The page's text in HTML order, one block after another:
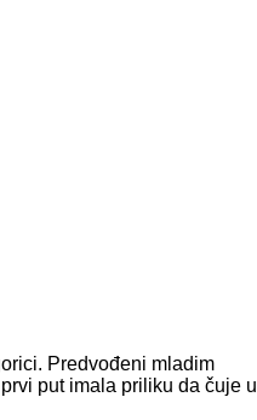
Predvođeni mladim
put imala priliku da čuje u